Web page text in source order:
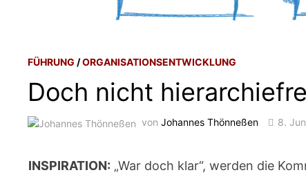
FÜHRUNG /ORGANISATIONSENTWICKLUNG
Doch nicht
vonJohannes Thönneßen 8.
INSPIRATION: „War doch klar“, werden die